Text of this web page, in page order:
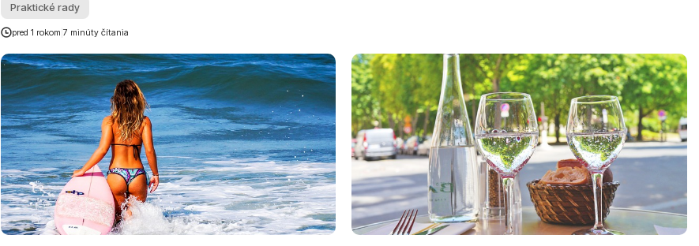
Praktické rady
pred 1 rokom |7 minúty čítania